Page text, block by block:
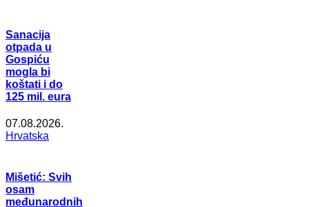
Sanacija
otpada u
Gospiću
mogla bi
koštati i do
125 mil. eura
07.08.2026.
Hrvatska
Mišetić: Svih
osam
međunarodnih